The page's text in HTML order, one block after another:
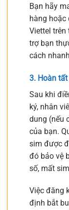
Bạn hãy
hàng hoặc
Viettel trên
trợ bạn
cách
3. Hoàn
Sau khi
ký, nhân
dung (nếu
của bạn.
sim được
đó bảo vệ
số, mất
Việc đăng
định bắt